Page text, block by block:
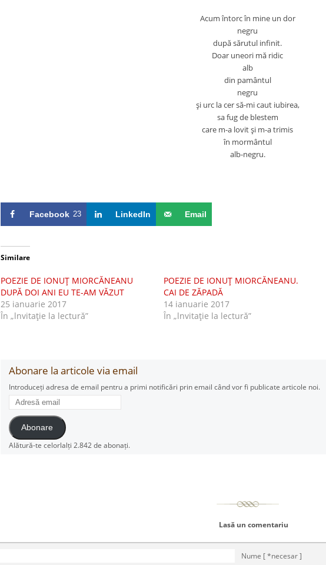
Acum întorc în mine un dor
negru
după sărutul infinit.
Doar uneori mă ridic
alb
din pamântul
negru
şi urc la cer să-mi caut iubirea,
sa fug de blestem
care m-a lovit şi m-a trimis
în mormântul
alb-negru.
Facebook 23 LinkedIn Email
Similare
POEZIE DE IONUŢ MIORCĂNEANU
DUPĂ DOI ANI EU TE-AM VĂZUT
25 ianuarie 2017
În „lnvitaţie la lectură”
POEZIE DE IONUŢ MIORCĂNEANU.
CAI DE ZĂPADĂ
14 ianuarie 2017
În „lnvitaţie la lectură”
Abonare la articole via email
Introduceți adresa de email pentru a primi notificări prin email când vor fi publicate articole noi.
Adresă
email
Abonare
Alătură-te celorlalți 2.842 de abonați.
Lasă un comentariu
Nume [ *necesar ]